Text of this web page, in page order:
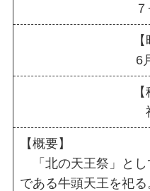
6
【概要】
「北の天王祭」とし
である牛頭天王を祀る